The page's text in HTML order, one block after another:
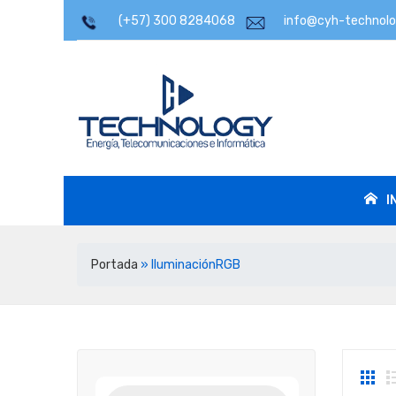
(+57) 300 8284068 info@cyh-
Portada » IluminaciónRGB